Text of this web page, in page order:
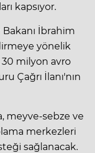
kapsıyor.
Bakanı İbrahim
yönelik
milyon avro
Çağrı İlanı'nın
meyve-sebze ve
merkezleri
sağlanacak.